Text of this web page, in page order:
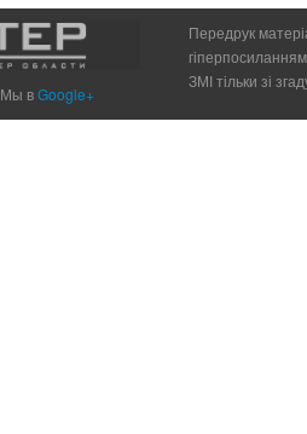
Мы вGoogle+
Передрук
ЗМІ тільки зі